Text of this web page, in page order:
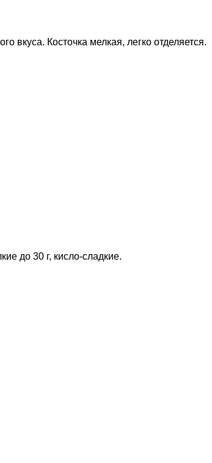
вкуса. Косточка мелкая, легко отделяется.
до 30 г, кисло-сладкие.